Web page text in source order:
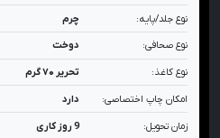
نوع جلد/پایه: چرم
نوع صحافی: دوخت
نوع کاغذ: تحریر ۷۰ گرم
امکان چاپ اختصاصی: دارد
زمان تحویل: 9 روز کاری